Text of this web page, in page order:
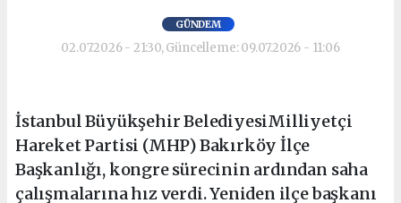
GÜNDEM
02.07.2026 - 21:30, Güncelleme: 09.07.2026 - 11:06
İstanbul Büyükşehir BelediyesiMilliyetçi
Hareket Partisi (MHP) Bakırköy İlçe
Başkanlığı, kongre sürecinin ardından saha
çalışmalarına hız verdi. Yeniden ilçe başkanı